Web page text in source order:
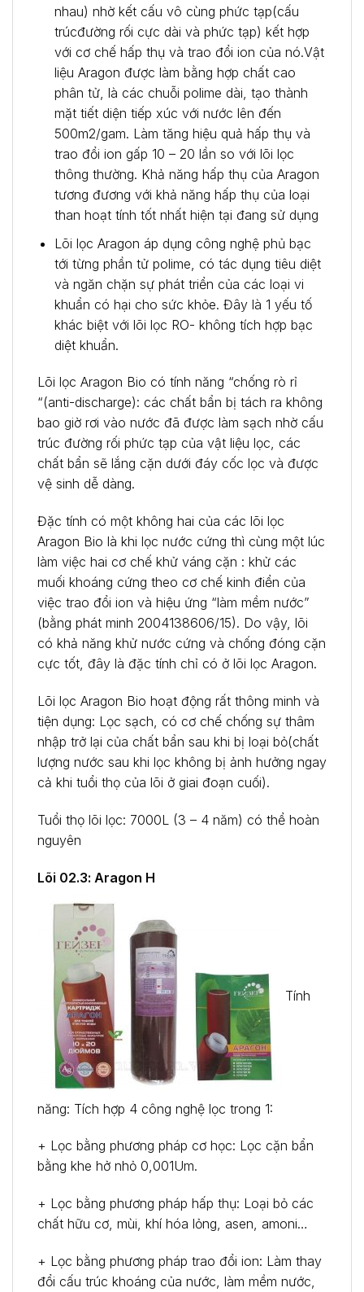
nhau) nhờ kết cấu vô cùng phức tạp(cấu
trúcđường rối cực dài và phức tạp) kết hợp
với cơ chế hấp thụ và trao đổi ion của nó.Vật
liệu Aragon được làm bằng hợp chất cao
phân tử, là các chuỗi polime dài, tạo thành
mặt tiết diện tiếp xúc với nước lên đến
500m2/gam. Làm tăng hiệu quả hấp thụ và
trao đổi ion gấp 10 – 20 lần so với lõi lọc
thông thường. Khả năng hấp thụ của Aragon
tương đương với khả năng hấp thụ của loại
than hoạt tính tốt nhất hiện tại đang sử dụng
Lõi lọc Aragon áp dụng công nghệ phủ bạc
tới từng phần tử polime, có tác dụng tiêu diệt
và ngăn chặn sự phát triển của các loại vi
khuẩn có hại cho sức khỏe. Đây là 1 yếu tố
khác biệt với lõi lọc RO- không tích hợp bạc
diệt khuẩn.
Lõi lọc Aragon Bio có tính năng “chống rò rỉ
“(anti-discharge): các chất bẩn bị tách ra không
bao giờ rơi vào nước đã được làm sạch nhờ cấu
trúc đường rối phức tạp của vật liệu lọc, các
chất bẩn sẽ lắng cặn dưới đáy cốc lọc và được
vệ sinh dễ dàng.
Đặc tính có một không hai của các lõi lọc
Aragon Bio là khi lọc nước cứng thì cùng một lúc
làm việc hai cơ chế khử váng cặn : khử các
muối khoáng cứng theo cơ chế kinh điển của
việc trao đổi ion và hiệu ứng “làm mềm nước”
(bằng phát minh 2004138606/15). Do vậy, lõi
có khả năng khử nước cứng và chống đóng cặn
cực tốt, đây là đặc tính chỉ có ở lõi lọc Aragon.
Lõi lọc Aragon Bio hoạt động rất thông minh và
tiện dụng: Lọc sạch, có cơ chế chống sự thâm
nhập trở lại của chất bẩn sau khi bị loại bỏ(chất
lượng nước sau khi lọc không bị ảnh hưởng ngay
cả khi tuổi thọ của lõi ở giai đoạn cuối).
Tuổi thọ lõi lọc: 7000L (3 – 4 năm) có thể hoàn
nguyên
Lõi 02.3: Aragon H
Tính
năng: Tích hợp 4 công nghệ lọc trong 1:
+ Lọc bằng phương pháp cơ học: Lọc cặn bẩn
bằng khe hở nhỏ 0,001Um.
+ Lọc bằng phương pháp hấp thụ: Loại bỏ các
chất hữu cơ, mùi, khí hóa lỏng, asen, amoni…
+ Lọc bằng phương pháp trao đổi ion: Làm thay
đổi cấu trúc khoáng của nước, làm mềm nước,